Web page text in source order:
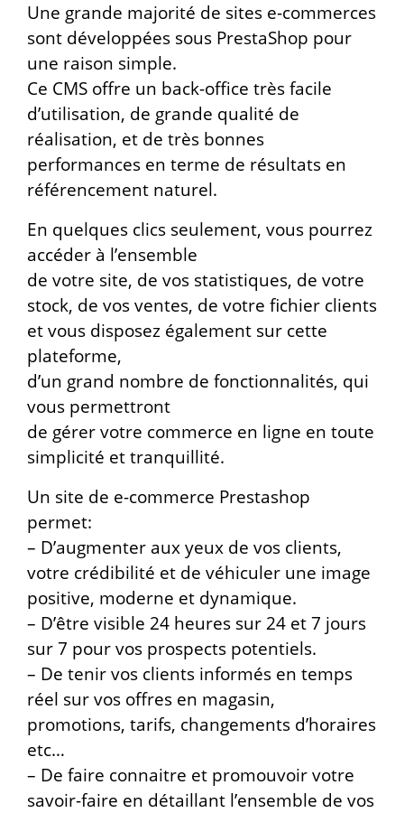
Une grande majorité de sites e-commerces
sont développées sous PrestaShop pour
une raison simple.
Ce CMS offre un back-office très facile
d’utilisation, de grande qualité de
réalisation, et de très bonnes
performances en terme de résultats en
référencement naturel.
En quelques clics seulement, vous pourrez
accéder à l’ensemble
de votre site, de vos statistiques, de votre
stock, de vos ventes, de votre fichier clients
et vous disposez également sur cette
plateforme,
d’un grand nombre de fonctionnalités, qui
vous permettront
de gérer votre commerce en ligne en toute
simplicité et tranquillité.
Un site de e-commerce Prestashop
permet:
– D’augmenter aux yeux de vos clients,
votre crédibilité et de véhiculer une image
positive, moderne et dynamique.
– D’être visible 24 heures sur 24 et 7 jours
sur 7 pour vos prospects potentiels.
– De tenir vos clients informés en temps
réel sur vos offres en magasin,
promotions, tarifs, changements d’horaires
etc…
– De faire connaitre et promouvoir votre
savoir-faire en détaillant l’ensemble de vos